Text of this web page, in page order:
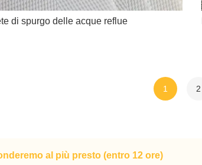
di spurgo delle acque reflue
1 2
al più presto (entro 12 ore)